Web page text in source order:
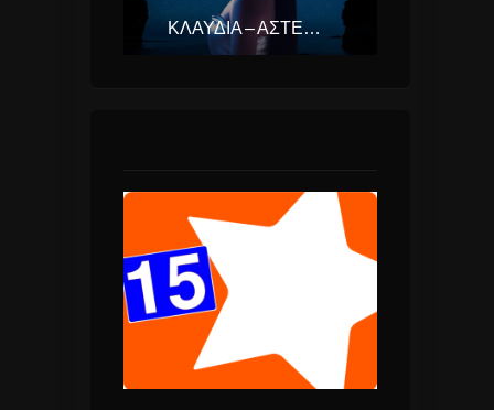
ΚΛΑΥΔΊΑ – ΑΣΤΕΡΟΜΆΤΑ (EUROVISION ΕΛΛΆΔΑ 2025)